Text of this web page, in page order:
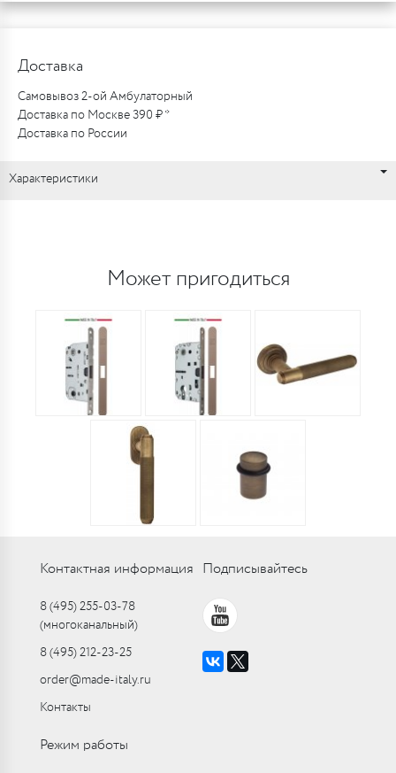
Доставка
Самовывоз 2-ой Амбулаторный
Доставка по Москве 390 ₽ *
Доставка по России
Характеристики
Может пригодиться
Контактная информация
8 (495) 255-03-78
(многоканальный)
8 (495) 212-23-25
order@made-italy.ru
Контакты
Подписывайтесь
Режим работы